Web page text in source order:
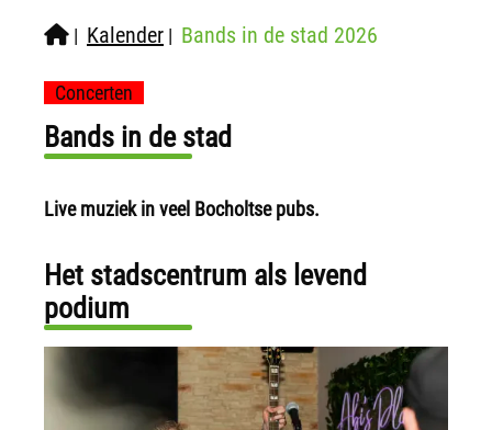
| Kalender | Bands in de stad 2026
Concerten
Bands in de stad
Live muziek in veel Bocholtse pubs.
Het stadscentrum als levend
podium